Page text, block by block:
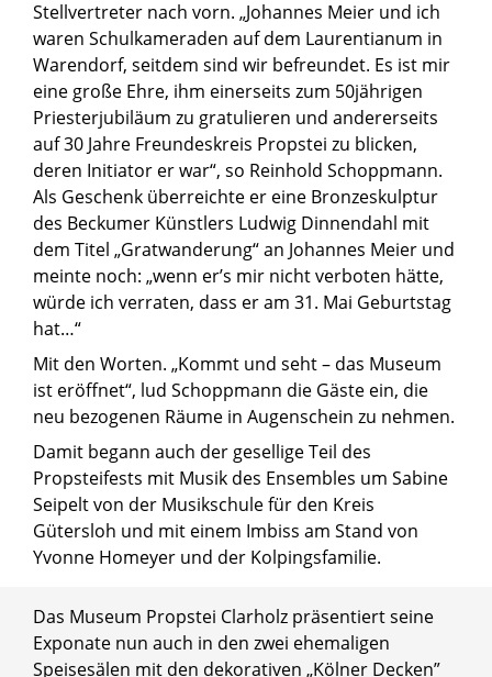
Stellvertreter nach vorn. „Johannes Meier und ich
waren Schulkameraden auf dem Laurentianum in
Warendorf, seitdem sind wir befreundet. Es ist mir
eine große Ehre, ihm einerseits zum 50jährigen
Priesterjubiläum zu gratulieren und andererseits
auf 30 Jahre Freundeskreis Propstei zu blicken,
deren Initiator er war“, so Reinhold Schoppmann.
Als Geschenk überreichte er eine Bronzeskulptur
des Beckumer Künstlers Ludwig Dinnendahl mit
dem Titel „Gratwanderung“ an Johannes Meier und
meinte noch: „wenn er’s mir nicht verboten hätte,
würde ich verraten, dass er am 31. Mai Geburtstag
hat…“
Mit den Worten. „Kommt und seht – das Museum
ist eröffnet“, lud Schoppmann die Gäste ein, die
neu bezogenen Räume in Augenschein zu nehmen.
Damit begann auch der gesellige Teil des
Propsteifests mit Musik des Ensembles um Sabine
Seipelt von der Musikschule für den Kreis
Gütersloh und mit einem Imbiss am Stand von
Yvonne Homeyer und der Kolpingsfamilie.
Das Museum Propstei Clarholz präsentiert seine
Exponate nun auch in den zwei ehemaligen
Speisesälen mit den dekorativen „Kölner Decken”